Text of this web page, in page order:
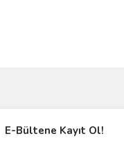
E-Bültene Kayıt Ol!